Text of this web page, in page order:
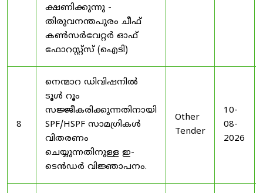
ക്ഷണിക്കുന്നു -
തിരുവനന്തപുരം ചീഫ്
കൺസർവേറ്റർ ഓഫ്
ഫോറസ്റ്റ്സ് (ഐടി)
8
നെന്മാറ ഡിവിഷനിൽ
ടൂൾ റൂം
സജ്ജീകരിക്കുന്നതിനായി
SPF/HSPF സാമഗ്രികൾ
വിതരണം
ചെയ്യുന്നതിനുള്ള ഇ-
ടെൻഡർ വിജ്ഞാപനം.
Other
Tender
10-
08-
2026